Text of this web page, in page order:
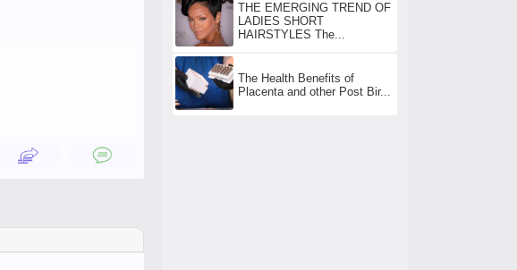
THE EMERGING TREND OF
LADIES SHORT
HAIRSTYLES The...
The Health Benefits of
Placenta and other Post Bir...